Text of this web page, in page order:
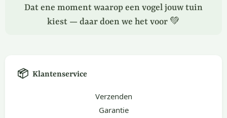
Dat ene moment waarop een vogel jouw tuin
kiest — daar doen we het voor 💚
📦 Klantenservice
Verzenden
Garantie